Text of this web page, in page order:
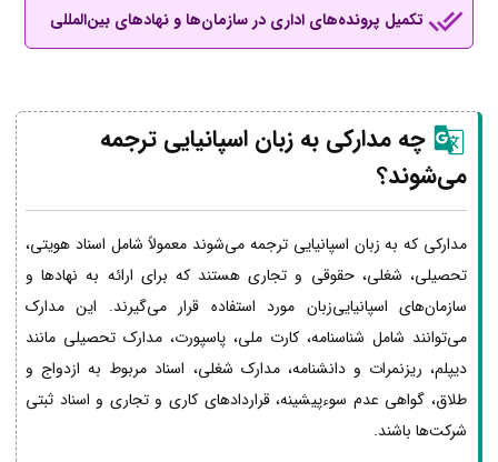
تکمیل پرونده‌های اداری در سازمان‌ها و نهادهای بین‌المللی
چه مدارکی به زبان اسپانیایی ترجمه
می‌شوند؟
مدارکی که به زبان اسپانیایی ترجمه می‌شوند معمولاً شامل اسناد هویتی،
تحصیلی، شغلی، حقوقی و تجاری هستند که برای ارائه به نهادها و
سازمان‌های اسپانیایی‌زبان مورد استفاده قرار می‌گیرند. این مدارک
می‌توانند شامل شناسنامه، کارت ملی، پاسپورت، مدارک تحصیلی مانند
دیپلم، ریزنمرات و دانشنامه، مدارک شغلی، اسناد مربوط به ازدواج و
طلاق، گواهی عدم سوءپیشینه، قراردادهای کاری و تجاری و اسناد ثبتی
شرکت‌ها باشند.